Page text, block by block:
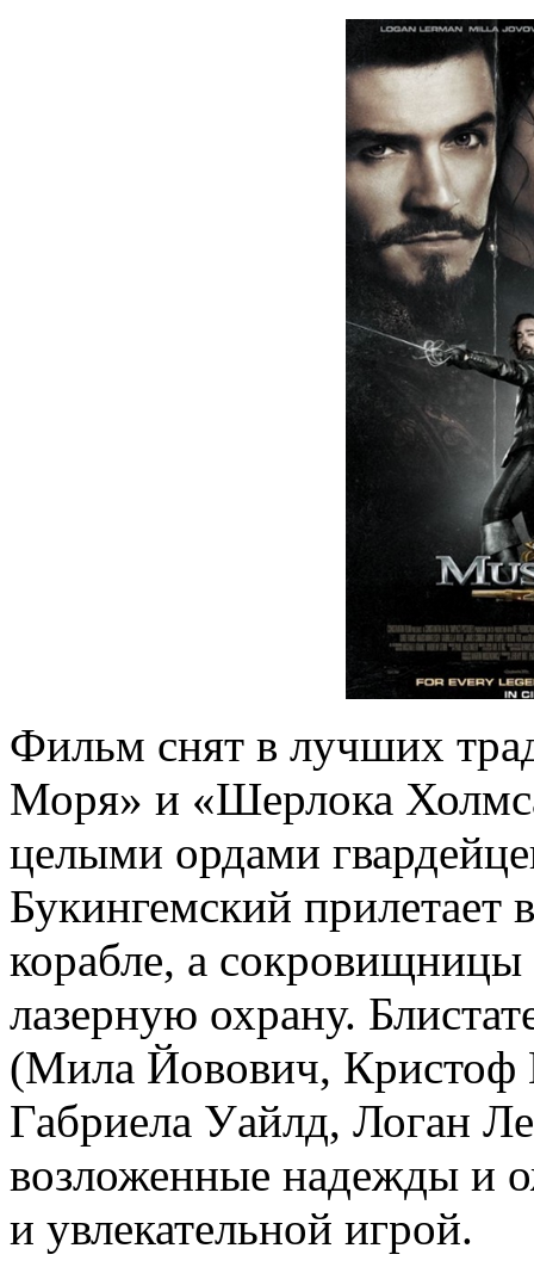
Фильм снят в лучших
Моря» и «Шерлока
целыми ордами
Букингемский прилетает
корабле, а
лазерную охрану.
(Мила Йовович, Кристоф
Габриела Уайлд, Логан
возложенные надежды и
и увлекательной игрой.